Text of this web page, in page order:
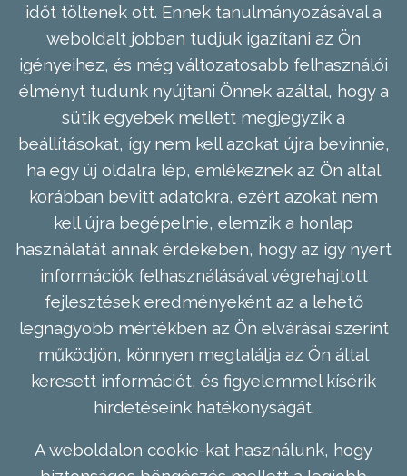
időt töltenek ott. Ennek tanulmányozásával a
weboldalt jobban tudjuk igazítani az Ön
igényeihez, és még változatosabb felhasználói
élményt tudunk nyújtani Önnek azáltal, hogy a
sütik egyebek mellett megjegyzik a
beállításokat, így nem kell azokat újra bevinnie,
ha egy új oldalra lép, emlékeznek az Ön által
korábban bevitt adatokra, ezért azokat nem
kell újra begépelnie, elemzik a honlap
használatát annak érdekében, hogy az így nyert
információk felhasználásával végrehajtott
fejlesztések eredményeként az a lehető
legnagyobb mértékben az Ön elvárásai szerint
működjön, könnyen megtalálja az Ön által
keresett információt, és figyelemmel kísérik
hirdetéseink hatékonyságát.
A weboldalon cookie-kat használunk, hogy